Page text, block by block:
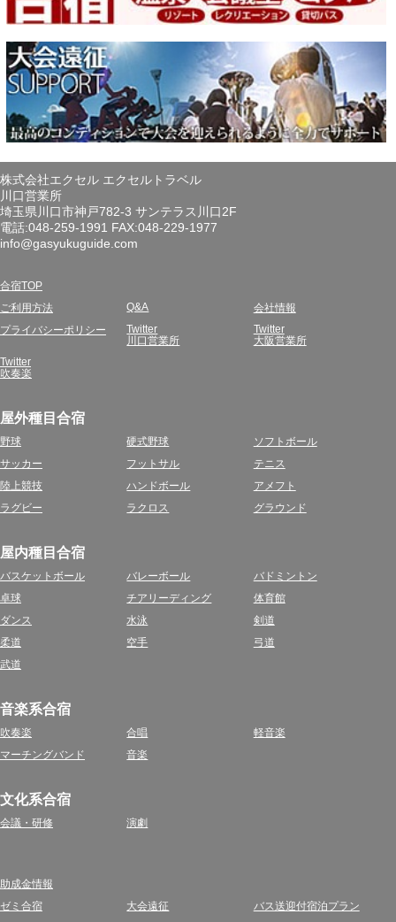
株式会社エクセル エクセルトラベル
川口営業所
埼玉県川口市神戸782-3 サンテラス川口2F
電話:048-259-1991 FAX:048-229-1977
info@gasyukuguide.com
合宿TOP
ご利用方法 Q&A 会社情報
プライバシーポリシー
Twitter
川口営業所
Twitter
大阪営業所
Twitter
吹奏楽
屋外種目合宿
野球 硬式野球 ソフトボール
サッカー フットサル テニス
陸上競技 ハンドボール アメフト
ラグビー ラクロス グラウンド
屋内種目合宿
バスケットボール バレーボール バドミントン
卓球 チアリーディング 体育館
ダンス 水泳 剣道
柔道 空手 弓道
武道
音楽系合宿
吹奏楽 合唱 軽音楽
マーチングバンド 音楽
文化系合宿
会議・研修 演劇
助成金情報
ゼミ合宿 大会遠征 バス送迎付宿泊プラン